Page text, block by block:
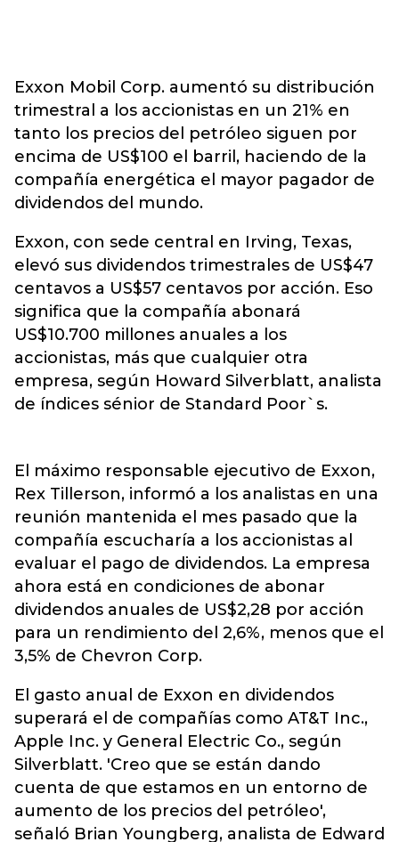
Exxon Mobil Corp. aumentó su distribución
trimestral a los accionistas en un 21% en
tanto los precios del petróleo siguen por
encima de US$100 el barril, haciendo de la
compañía energética el mayor pagador de
dividendos del mundo.
Exxon, con sede central en Irving, Texas,
elevó sus dividendos trimestrales de US$47
centavos a US$57 centavos por acción. Eso
significa que la compañía abonará
US$10.700 millones anuales a los
accionistas, más que cualquier otra
empresa, según Howard Silverblatt, analista
de índices sénior de Standard Poor`s.
El máximo responsable ejecutivo de Exxon,
Rex Tillerson, informó a los analistas en una
reunión mantenida el mes pasado que la
compañía escucharía a los accionistas al
evaluar el pago de dividendos. La empresa
ahora está en condiciones de abonar
dividendos anuales de US$2,28 por acción
para un rendimiento del 2,6%, menos que el
3,5% de Chevron Corp.
El gasto anual de Exxon en dividendos
superará el de compañías como AT&T Inc.,
Apple Inc. y General Electric Co., según
Silverblatt. 'Creo que se están dando
cuenta de que estamos en un entorno de
aumento de los precios del petróleo',
señaló Brian Youngberg, analista de Edward